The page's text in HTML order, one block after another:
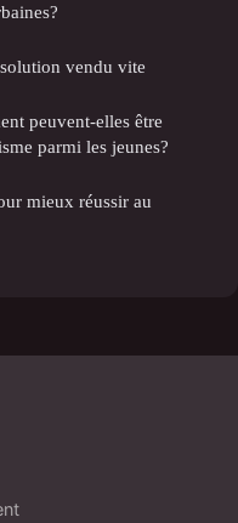
vendu vite
peuvent-elles être
parmi les jeunes?
mieux réussir au